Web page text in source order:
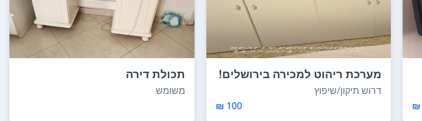
מערכת ריהוט למכירה בירושלים!
1.שידות ב...
דרוש תיקון/שיפוץ
100 ₪
תכולת דירה
משומש